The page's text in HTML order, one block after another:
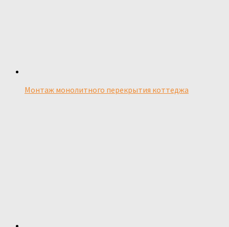
Монтаж монолитного перекрытия коттеджа